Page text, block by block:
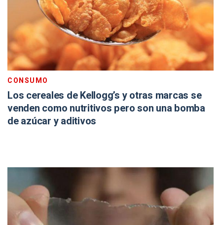
CONSUMO
Los cereales de Kellogg’s y otras marcas se
venden como nutritivos pero son una bomba
de azúcar y aditivos